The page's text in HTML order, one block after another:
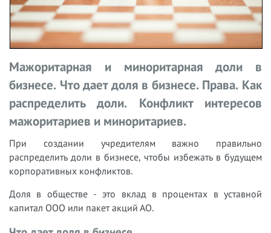
Мажоритарная и миноритарная доли в
бизнесе. Что дает доля в бизнесе. Права. Как
распределить доли. Конфликт интересов
мажоритариев и миноритариев.
При создании учредителям важно правильно
распределить доли в бизнесе, чтобы избежать в будущем
корпоративных конфликтов.
Доля в обществе - это вклад в процентах в уставной
капитал ООО или пакет акций АО.